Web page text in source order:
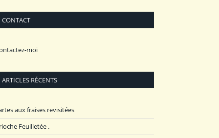
CONTACT
moi
ARTICLES RÉCENTS
aux fraises revisitées
Feuilletée .